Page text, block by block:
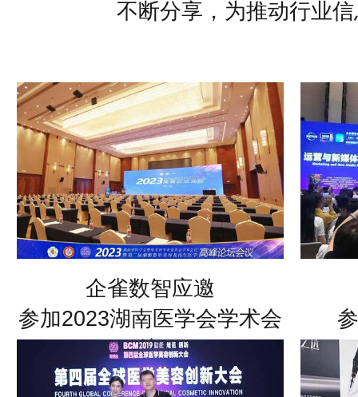
大型活动风采，
不断分享，为推动行业